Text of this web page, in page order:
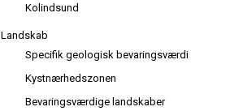
Kolindsund
Landskab
Specifik geologisk bevaringsværdi
Kystnærhedszonen
Bevaringsværdige landskaber